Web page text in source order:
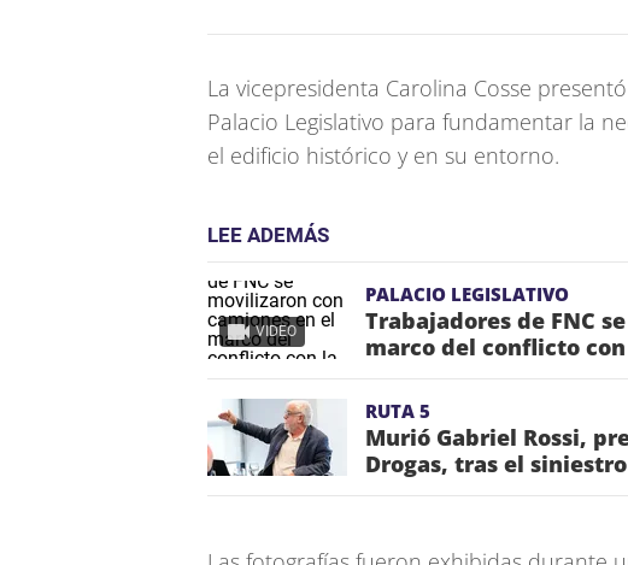
La vicepresidenta Carolina Cosse
Palacio Legislativo para fundamentar la
el edificio histórico y en su entorno.
LEE ADEMÁS
VIDEO
PALACIO LEGISLATIVO
Trabajadores de FNC
marco del conflicto
RUTA 5
Murió Gabriel Rossi,
Drogas, tras el